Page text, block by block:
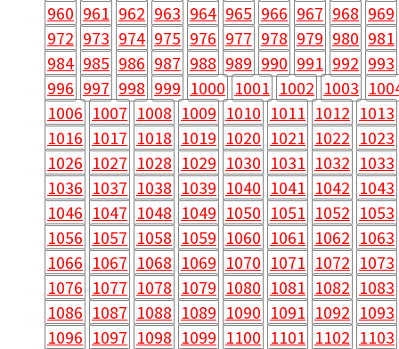
960 961 962 963 964 965 966 967 968 969
972 973 974 975 976 977 978 979 980 981
984 985 986 987 988 989 990 991 992 993
996 997 998 999 1000 1001 1002 1003
1006 1007 1008 1009 1010 1011 1012 1013
1016 1017 1018 1019 1020 1021 1022 1023
1026 1027 1028 1029 1030 1031 1032 1033
1036 1037 1038 1039 1040 1041 1042 1043
1046 1047 1048 1049 1050 1051 1052 1053
1056 1057 1058 1059 1060 1061 1062 1063
1066 1067 1068 1069 1070 1071 1072 1073
1076 1077 1078 1079 1080 1081 1082 1083
1086 1087 1088 1089 1090 1091 1092 1093
1096 1097 1098 1099 1100 1101 1102 1103